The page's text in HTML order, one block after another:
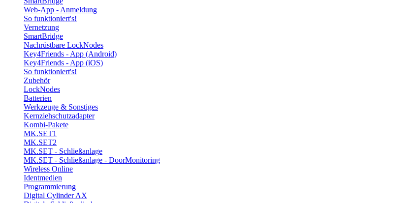
Web-App - Anmeldung
So funktioniert's!
Vernetzung
SmartBridge
Nachrüstbare LockNodes
Key4Friends - App (Android)
Key4Friends - App (iOS)
So funktioniert's!
Zubehör
LockNodes
Batterien
Werkzeuge & Sonstiges
Kernziehschutzadapter
Kombi-Pakete
MK.SET1
MK.SET2
MK.SET - Schließanlage
MK.SET - Schließanlage - DoorMonitoring
Wireless Online
Identmedien
Programmierung
Digital Cylinder AX